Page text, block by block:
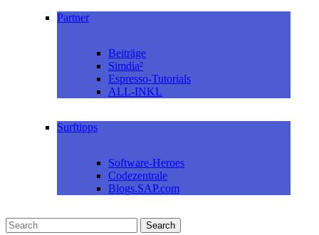
Partner
Beiträge
Simdia²
Espresso-Tutorials
ALL-INKL
Surftipps
Software-Heroes
Codezentrale
Blogs.SAP.com